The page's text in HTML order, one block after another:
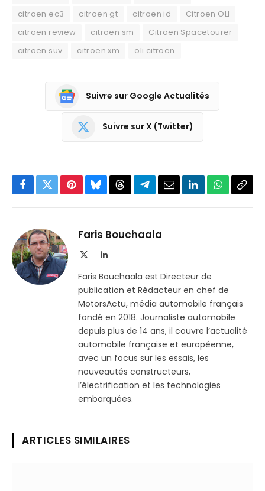
citroen ec3
citroen gt citroen id
Citroen OLI
citroen review
citroen sm
Citroen Spacetourer
citroen suv
citroen xm oli citroen
Suivre sur Google Actualités
Suivre sur X (Twitter)
Facebook
TwitterPinterestBlueskyThreadsPartager
Telegram
EmailLinkedInWhatsApp
Faris Bouchaala
LinkedIn
Faris Bouchaala est Directeur de
publication et Rédacteur en chef de
MotorsActu, média automobile français
fondé en 2018. Journaliste automobile
depuis plus de 14 ans, il couvre l’actualité
automobile française et européenne,
avec un focus sur les essais, les
nouveautés constructeurs,
l’électrification et les technologies
embarquées.
ARTICLES SIMILAIRES